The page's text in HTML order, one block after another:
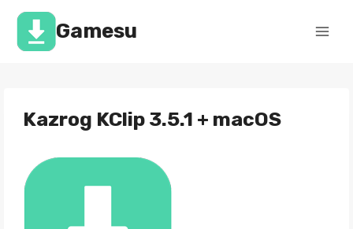
Перейти
содержимомуGamesu
Kazrog KClip 3.5.1 + macOS